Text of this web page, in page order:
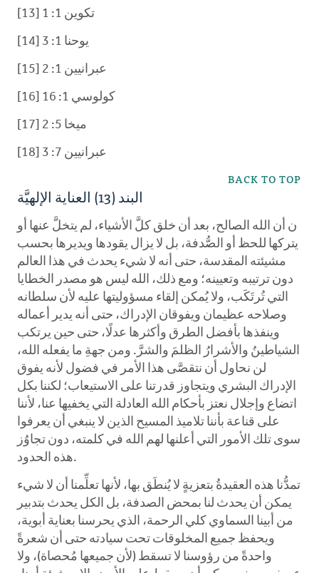
[13] تكوين 1: 1
[14] يوحنا 1: 3
[15] عبرانيين 1: 2
[16] كولوسي 1: 16
[17] ميخا 5: 2
[18] عبرانيين 7: 3
BACK TO TOP
البند (13) العناية الإلهيَّة
ن أن الله الصالح، بعد أن خلق كلَّ الأشياء، لم يتخلَّ عنها أو
يتركها للحظ أو الصُّدفة، بل لا يزال يقودها ويديرها بحسب
مشيئته المقدسة، حتى أنه لا شيء يحدث في هذا العالم
دون ترتيبه وتعيينه؛ ومع ذلك، الله ليس هو مصدر الخطايا
التي تُرتَكَب، ولا يُمكن إلقاء مسؤوليتها عليه لأن سلطانه
وصلاحه عظيمان ويفوقان الإدراك، حتى أنه يدير أعماله
وينفذها بأفضل الطرق وأكثرها عدلًا، حتى حين يرتكب
الشياطينُ والأشرارُ الظلمَ والشرَّ. ومن جهةِ ما يفعله الله،
لن نحاول أن نتقصَّى هذا الأمر في فضول لأنه يفوق
الإدراك البشري ويتجاوز قدرتنا على الاستيعاب؛ لكننا بكل
اتضاع وإجلال نعتز بأحكام الله العادلة التي يخفيها عنا، لأننا
على قناعة بأننا تلاميذ المسيح الذين لا ينبغي أن يعرفوا
سوى تلك الأمور التي أعلنها لهم الله في كلمته، دون تجاوُز
هذه الحدود.
تمدُّنا هذه العقيدةُ بتعزيةٍ لا يُنطَق بها، لأنها تعلِّمنا أن لا شيء
يمكن أن يحدث لنا بمحض الصدفة، بل الكل يحدث بتدبير
من أبينا السماوي كلي الرحمة، الذي يحرسنا بعناية أبوية،
ويحفظ جميع المخلوقات تحت سيادته حتى أن شعرةً
واحدةً من رؤوسنا لا تسقط (لأن جميعها مُحصاة)، ولا